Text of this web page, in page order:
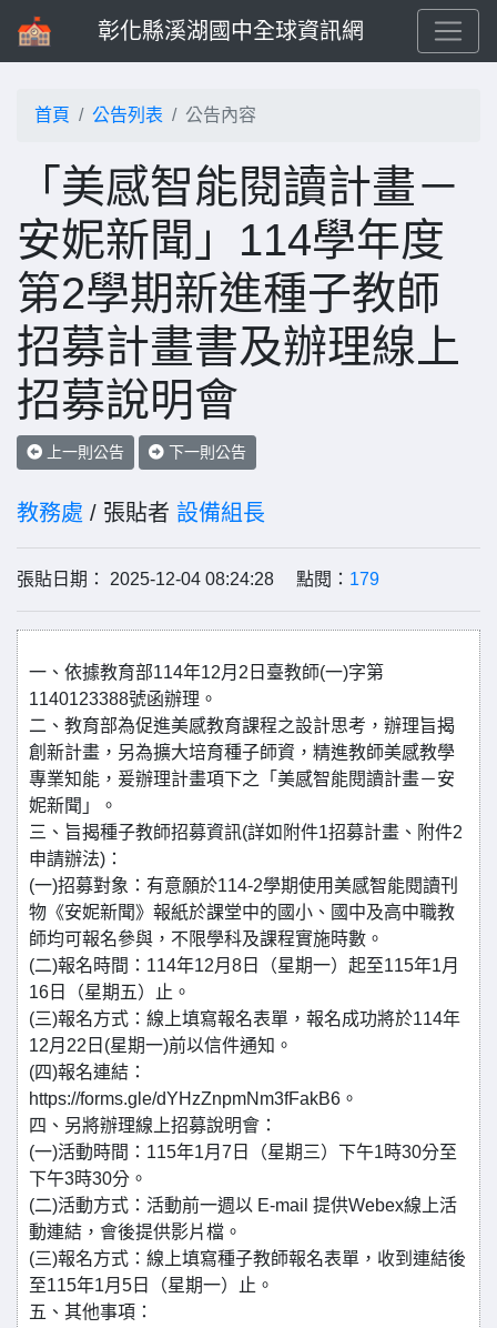
彰化縣溪湖國中全球資訊網
首頁 公告列表 公告內容
「美感智能閱讀計畫－
安妮新聞」114學年度
第2學期新進種子教師
招募計畫書及辦理線上
招募說明會
上一則公告 下一則公告
教務處 / 張貼者 設備組長
張貼日期： 2025-12-04 08:24:28 點閱： 179
一、依據教育部114年12月2日臺教師(一)字第
1140123388號函辦理。
二、教育部為促進美感教育課程之設計思考，辦理旨揭
創新計畫，另為擴大培育種子師資，精進教師美感教學
專業知能，爰辦理計畫項下之「美感智能閱讀計畫－安
妮新聞」。
三、旨揭種子教師招募資訊(詳如附件1招募計畫、附件2
申請辦法)：
(一)招募對象：有意願於114-2學期使用美感智能閱讀刊
物《安妮新聞》報紙於課堂中的國小、國中及高中職教
師均可報名參與，不限學科及課程實施時數。
(二)報名時間：114年12月8日（星期一）起至115年1月
16日（星期五）止。
(三)報名方式：線上填寫報名表單，報名成功將於114年
12月22日(星期一)前以信件通知。
(四)報名連結：
https://forms.gle/dYHzZnpmNm3fFakB6。
四、另將辦理線上招募說明會：
(一)活動時間：115年1月7日（星期三）下午1時30分至
下午3時30分。
(二)活動方式：活動前一週以 E-mail 提供Webex線上活
動連結，會後提供影片檔。
(三)報名方式：線上填寫種子教師報名表單，收到連結後
至115年1月5日（星期一）止。
五、其他事項：